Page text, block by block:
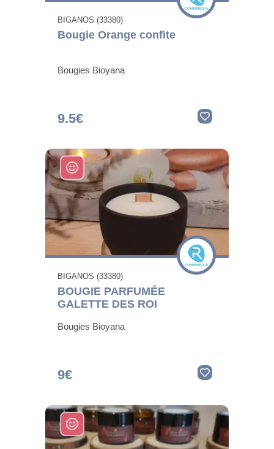
BIGANOS (33380)
Bougie Orange confite
Bougies Bioyana
9.5€
BIGANOS (33380)
BOUGIE PARFUMÉE
GALETTE DES ROI
Bougies Bioyana
9€